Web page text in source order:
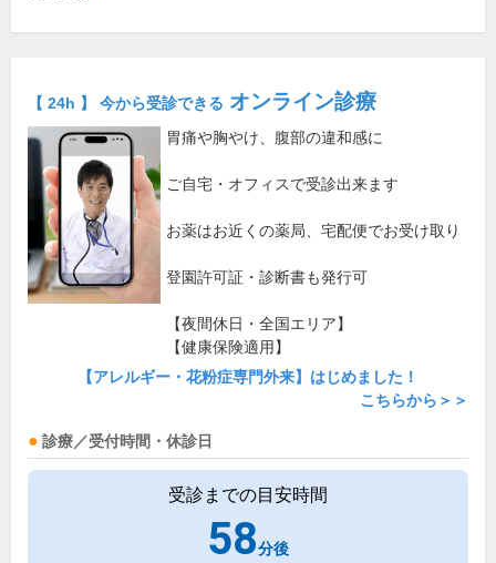
【 24h 】 今から受診できる オンライン診療
胃痛や胸やけ、腹部の違和感に
ご自宅・オフィスで受診出来ます
お薬はお近くの薬局、宅配便でお受け取り
登園許可証・診断書も発行可
【夜間休日・全国エリア】
【健康保険適用】
【アレルギー・花粉症専門外来】はじめました！
こちらから＞＞
診療／受付時間・休診日
受診までの目安時間
58分後